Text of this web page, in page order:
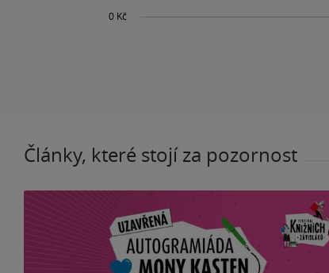
Články, které stojí za pozornost